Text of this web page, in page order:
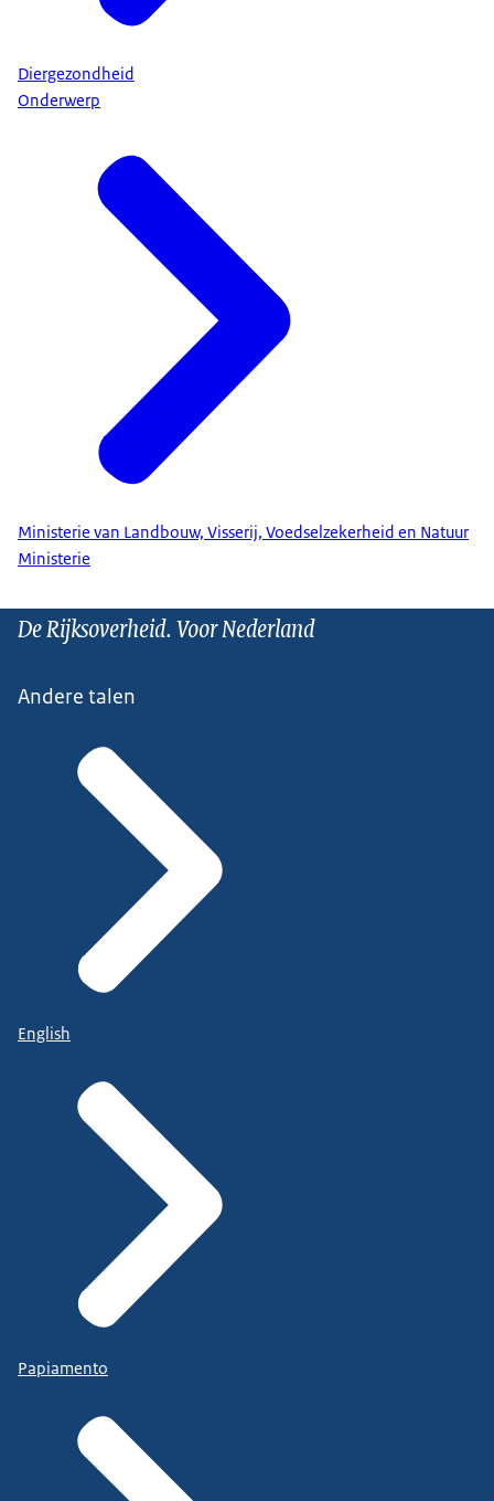
Diergezondheid
Onderwerp
Ministerie van Landbouw, Visserij, Voedselzekerheid en Natuur
Ministerie
De Rijksoverheid. Voor Nederland
Andere talen
English
Papiamento